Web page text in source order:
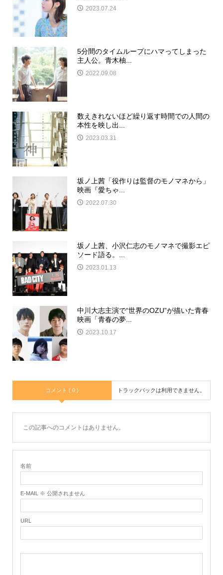
2023.07.24
5分間のタイムループにハマってしまった
主人公。青木柚...
2022.09.08
数えきれないほど繰り返す時間での人間の
本性を映し出...
2023.03.31
坂ノ上茜「役作りは監督のモノマネから」
映画『愛ちゃ...
2022.07.30
坂ノ上茜、小沢仁志のモノマネで撮影エピ
ソード語る。...
2023.01.13
中川大志主演で“世界のOZU”が描いた青春
映画「青春の夢...
2023.10.17
コメント ( 0 ) トラックバックは利用できません。
この記事へのコメントはありません。
名前
E-MAIL ※ 公開されません
URL